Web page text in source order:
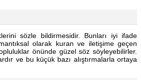
sözle bildirmesidir. Bunları iyi ifade
olarak kuran ve iletişime geçen
önünde güzel söz söyleyebilirler.
ve bu küçük bazı alıştırmalarla ortaya